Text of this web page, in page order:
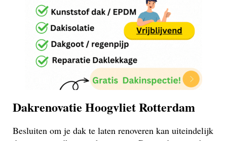
Dakrenovatie Hoogvliet Rotterdam
Besluiten om je dak te laten renoveren kan uiteindelijk